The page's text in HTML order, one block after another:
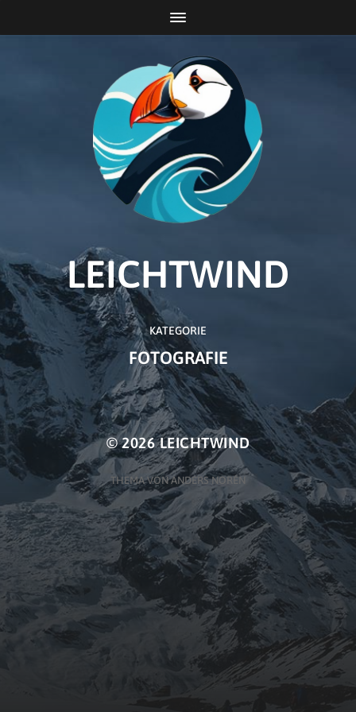
LEICHTWIND
KATEGORIE
FOTOGRAFIE
© 2026LEICHTWIND
THEMA VONANDERS NORÉN